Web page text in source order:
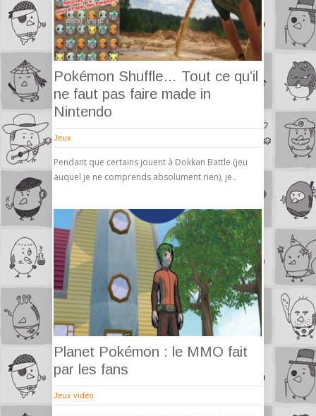
Pokémon Shuffle… Tout ce qu’il
ne faut pas faire made in
Nintendo
Jeux
Pendant que certains jouent à Dokkan Battle (jeu
auquel je ne comprends absolument rien), je..
Planet Pokémon : le MMO fait
par les fans
Jeux vidéo